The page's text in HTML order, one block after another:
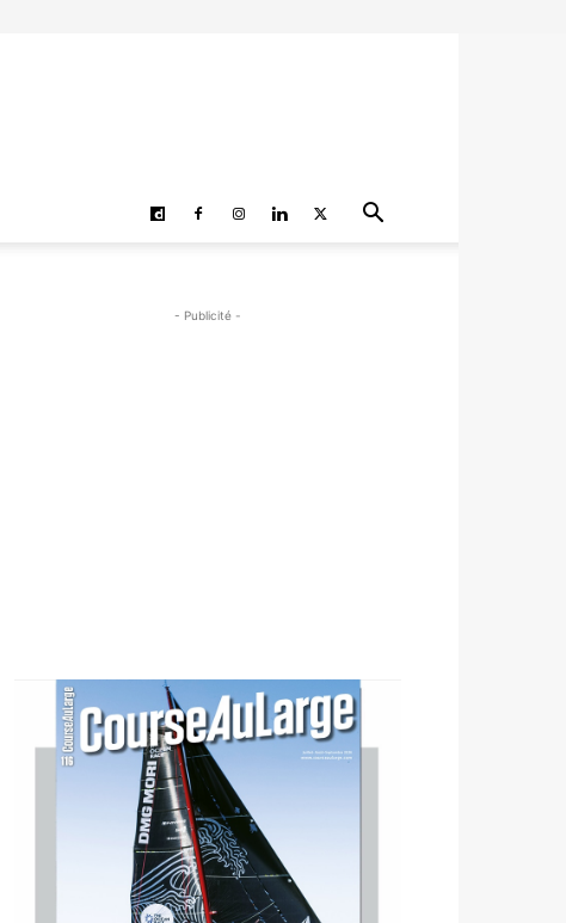
- Publicité -